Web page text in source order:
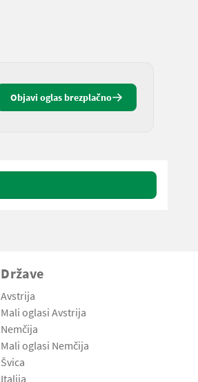
Objavi oglas brezplačno
Države
Avstrija
Mali oglasi Avstrija
Nemčija
Mali oglasi Nemčija
Švica
Italija